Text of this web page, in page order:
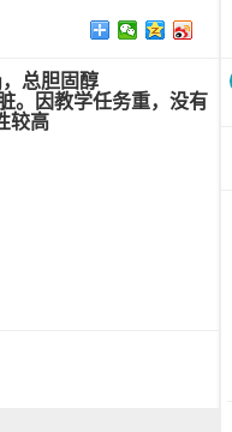
总胆固醇
。因教学任务重，没有
较高